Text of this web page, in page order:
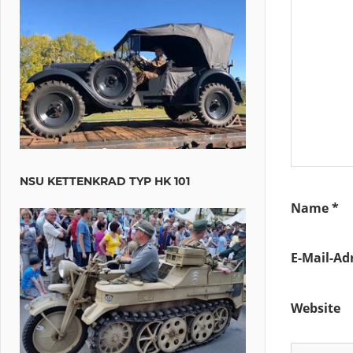
Name*
E-Mail-
Website
NSU KETTENKRAD TYP HK 101